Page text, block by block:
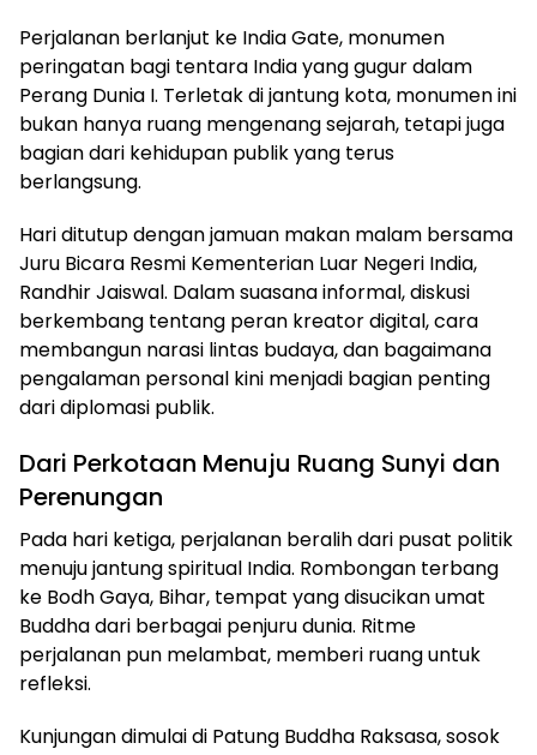
Perjalanan berlanjut ke India Gate, monumen
peringatan bagi tentara India yang gugur dalam
Perang Dunia I. Terletak di jantung kota, monumen ini
bukan hanya ruang mengenang sejarah, tetapi juga
bagian dari kehidupan publik yang terus
berlangsung.
Hari ditutup dengan jamuan makan malam bersama
Juru Bicara Resmi Kementerian Luar Negeri India,
Randhir Jaiswal. Dalam suasana informal, diskusi
berkembang tentang peran kreator digital, cara
membangun narasi lintas budaya, dan bagaimana
pengalaman personal kini menjadi bagian penting
dari diplomasi publik.
Dari Perkotaan Menuju Ruang Sunyi dan
Perenungan
Pada hari ketiga, perjalanan beralih dari pusat politik
menuju jantung spiritual India. Rombongan terbang
ke Bodh Gaya, Bihar, tempat yang disucikan umat
Buddha dari berbagai penjuru dunia. Ritme
perjalanan pun melambat, memberi ruang untuk
refleksi.
Kunjungan dimulai di Patung Buddha Raksasa, sosok